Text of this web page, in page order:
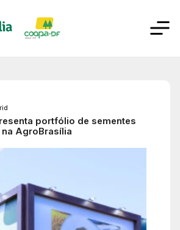
portfólio de sementes
AgroBrasília